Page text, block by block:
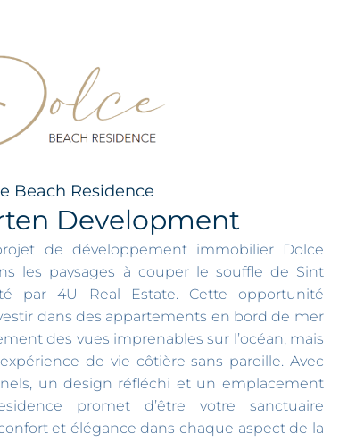
Beach Residence
Development
de développement immobilier Dolce
les paysages à couper le souffle de Sint
par 4U Real Estate. Cette opportunité
dans des appartements en bord de mer
des vues imprenables sur l’océan, mais
de vie côtière sans pareille. Avec
un design réfléchi et un emplacement
promet d’être votre sanctuaire
et élégance dans chaque aspect de la